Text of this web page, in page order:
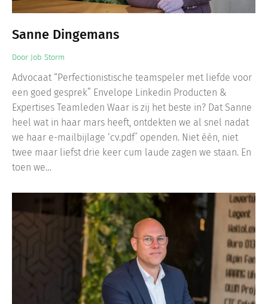
Sanne Dingemans
Door Job Storm
Advocaat “Perfectionistische teamspeler met liefde voor
een goed gesprek” Envelope Linkedin Producten &
Expertises Teamleden Waar is zij het beste in? Dat Sanne
heel wat in haar mars heeft, ontdekten we al snel nadat
we haar e-mailbijlage ‘cv.pdf’ openden. Niet één, niet
twee maar liefst drie keer cum laude zagen we staan. En
toen we…